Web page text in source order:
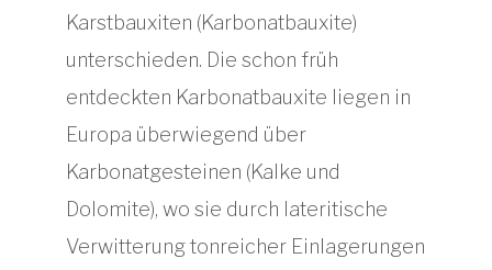
Karstbauxiten (Karbonatbauxite)
unterschieden. Die schon früh
entdeckten Karbonatbauxite liegen in
Europa überwiegend über
Karbonatgesteinen (Kalke und
Dolomite), wo sie durch lateritische
Verwitterung tonreicher Einlagerungen